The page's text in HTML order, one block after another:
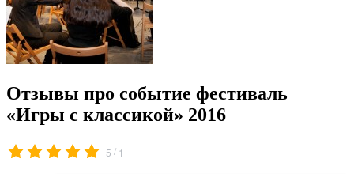
Отзывы про событие фестиваль
«Игры с классикой» 2016
5 / 1